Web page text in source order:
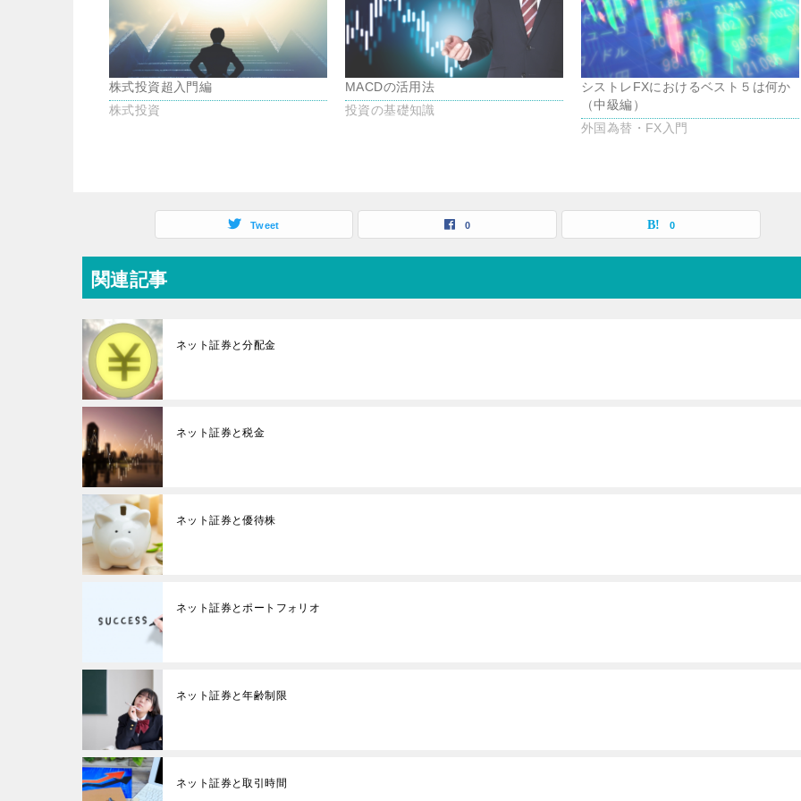
株式投資超入門編
株式投資
MACDの活用法
投資の基礎知識
シストレFXにおけるベスト５は何か
（中級編）
外国為替・FX入門
Tweet 0 0
関連記事
ネット証券と分配金
ネット証券と税金
ネット証券と優待株
ネット証券とポートフォリオ
ネット証券と年齢制限
ネット証券と取引時間